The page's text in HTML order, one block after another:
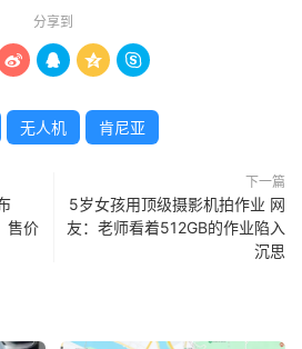
分享到
   
无人机 肯尼亚
售价
下一篇
5岁女孩用顶级摄影机拍作业 网
友：老师看着512GB的作业陷入
沉思